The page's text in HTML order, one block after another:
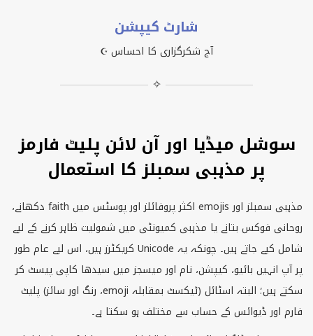
شارٹ کیپشن
آج شکرگزاری کا احساس ☪
✧
سوشل میڈیا اور آن لائن پلیٹ فارمز
پر مذہبی سمبلز کا استعمال
مذہبی سمبلز اورemojis اکثر پروفائلز اور پوسٹس میں faith دکھانے،
روحانی فوکس بتانے یا مذہبی کمیونٹی میں شمولیت ظاہر کرنے کے لیے
شامل کیے جاتے ہیں۔ چونکہ یہ Unicode کریکٹرز ہیں، اس لیے عام طور
پر آپ انہیں بائیو، کیپشن، نام اور میسجز میں سیدھا کاپی پیسٹ کر
سکتے ہیں؛ البتہ اسٹائل (ٹیکسٹ بمقابلہ emoji، رنگ اور سائز) پلیٹ
فارم اور ڈیوائس کے حساب سے مختلف ہو سکتا ہے۔